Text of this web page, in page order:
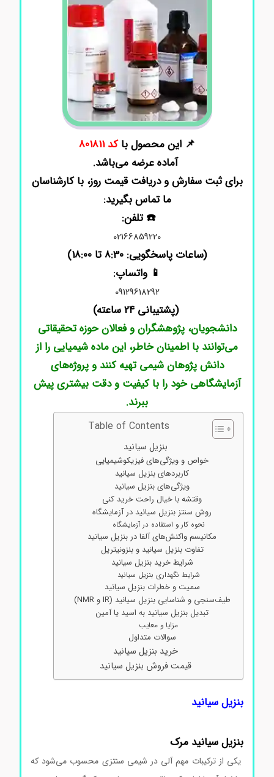
📌 این محصول باکد 801811
آماده عرضه می‌باشد.
برای ثبت سفارش و دریافت قیمت روز، با کارشناسان
ما تماس بگیرید:
☎️ تلفن:
02166859220
(ساعات پاسخگویی: 8:30 تا 18:00)
📱 واتساپ:
09129618292
(پشتیبانی 24 ساعته)
دانشجویان، پژوهشگران و فعالان حوزه تحقیقاتی
می‌توانند با اطمینان خاطر، این ماده شیمیایی را از
دانش پژوهان شیمی تهیه کنند و پروژه‌های
آزمایشگاهی خود را با کیفیت و دقت بیشتری پیش
ببرند.
Table of Contents
بنزیل سیانید
خواص و ویژگی‌های فیزیکوشیمیایی
کاربردهای بنزیل سیانید
ویژگی‌های بنزیل سیانید
وقتشه با خیال راحت خرید کنی
روش سنتز بنزیل سیانید در آزمایشگاه
نحوه کار و استفاده در آزمایشگاه
مکانیسم واکنش‌های آلفا در بنزیل سیانید
تفاوت بنزیل سیانید و بنزونیتریل
شرایط خرید بنزیل سیانید
شرایط نگهداری بنزیل سیانید
سمیت و خطرات بنزیل سیانید
طیف‌سنجی و شناسایی بنزیل سیانید (IR و NMR)
تبدیل بنزیل سیانید به اسید یا آمین
مزایا و معایب
سوالات متداول
خرید بنزیل سیانید
قیمت فروش بنزیل سیانید
بنزیل سیانید
بنزیل سیانید مرک
یکی از ترکیبات مهم آلی در شیمی سنتزی محسوب می‌شود که